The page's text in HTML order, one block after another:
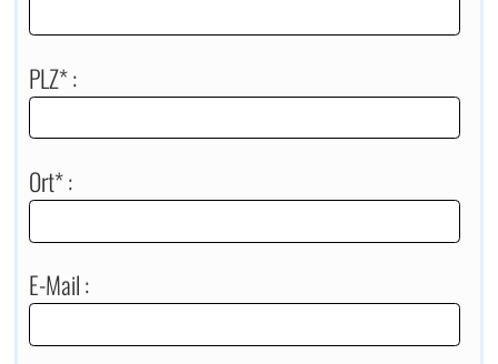
PLZ* :
Ort* :
E-Mail :